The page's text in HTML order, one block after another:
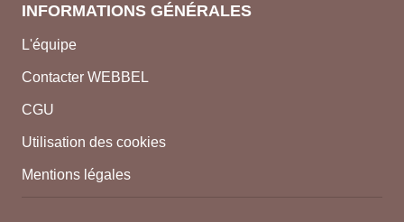
INFORMATIONS GÉNÉRALES
L'équipe
Contacter WEBBEL
CGU
Utilisation des cookies
Mentions légales